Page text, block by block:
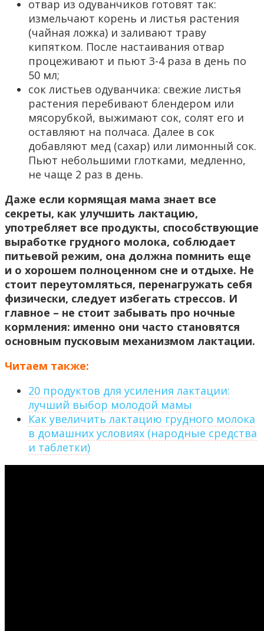
отвар из одуванчиков готовят так:
измельчают корень и листья растения
(чайная ложка) и заливают траву
кипятком. После настаивания отвар
процеживают и пьют 3-4 раза в день по
50 мл;
сок листьев одуванчика: свежие листья
растения перебивают блендером или
мясорубкой, выжимают сок, солят его и
оставляют на полчаса. Далее в сок
добавляют мед (сахар) или лимонный сок.
Пьют небольшими глотками, медленно,
не чаще 2 раз в день.
Даже если кормящая мама знает все
секреты, как улучшить лактацию,
употребляет все продукты, способствующие
выработке грудного молока, соблюдает
питьевой режим, она должна помнить еще
и о хорошем полноценном сне и отдыхе. Не
стоит переутомляться, перенагружать себя
физически, следует избегать стрессов. И
главное – не стоит забывать про ночные
кормления: именно они часто становятся
основным пусковым механизмом лактации.
Читаем также:
20 продуктов для усиления лактации:
лучший выбор молодой мамы
Как увеличить лактацию грудного молока
в домашних условиях (народные средства
и таблетки)